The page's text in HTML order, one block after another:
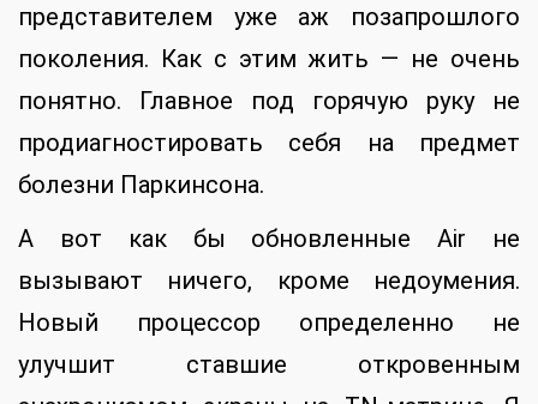
представителем уже аж позапрошлого
поколения. Как с этим жить — не очень
понятно. Главное под горячую руку не
продиагностировать себя на предмет
болезни Паркинсона.
А вот как бы обновленные Air не
вызывают ничего, кроме недоумения.
Новый процессор определенно не
улучшит ставшие откровенным